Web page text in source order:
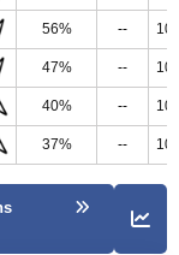
56% --
47% --
40% --
37% --